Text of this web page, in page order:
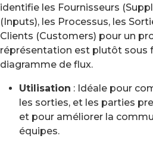
identifie les Fournisseurs
(Inputs), les Processus, les
Clients (Customers) pour un
réprésentation est plutôt sous
diagramme de flux.
Utilisation : Idéale pour
les sorties, et les parties
et pour améliorer la
équipes.